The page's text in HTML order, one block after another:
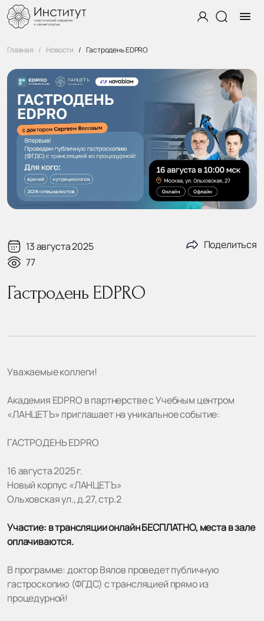
Главная Новости Гастродень EDPRO
13 августа 2025
77
Поделиться
Гастродень EDPRO
Уважаемые коллеги!
Академия EDPRO в партнерстве с Учебным центром
«ЛАНЦЕТЪ» приглашает на уникальное событие:
ГАСТРОДЕНЬ EDPRO
16 августа 2025 г.
Новый корпус «ЛАНЦЕТЪ»
Ольховская ул., д.27, стр.2
Участие: в трансляции онлайн БЕСПЛАТНО, места в зале
оплачиваются.
В программе: доктор Вялов проведет публичную
гастроскопию (ФГДС) с трансляцией прямо из
процедурной!